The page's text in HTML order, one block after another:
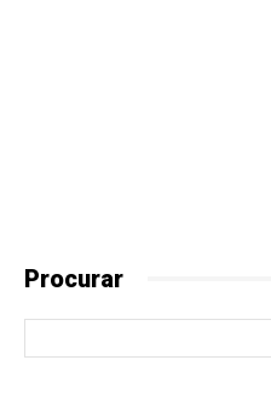
Procurar